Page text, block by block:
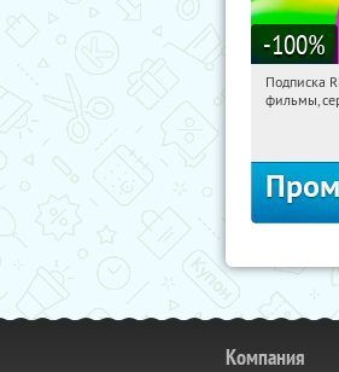
-100%
Подписка
фильмы,
Компания